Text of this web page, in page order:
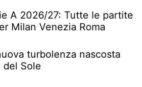
A 2026/27: Tutte le partite
Milan Venezia Roma
turbolenza nascosta
del Sole